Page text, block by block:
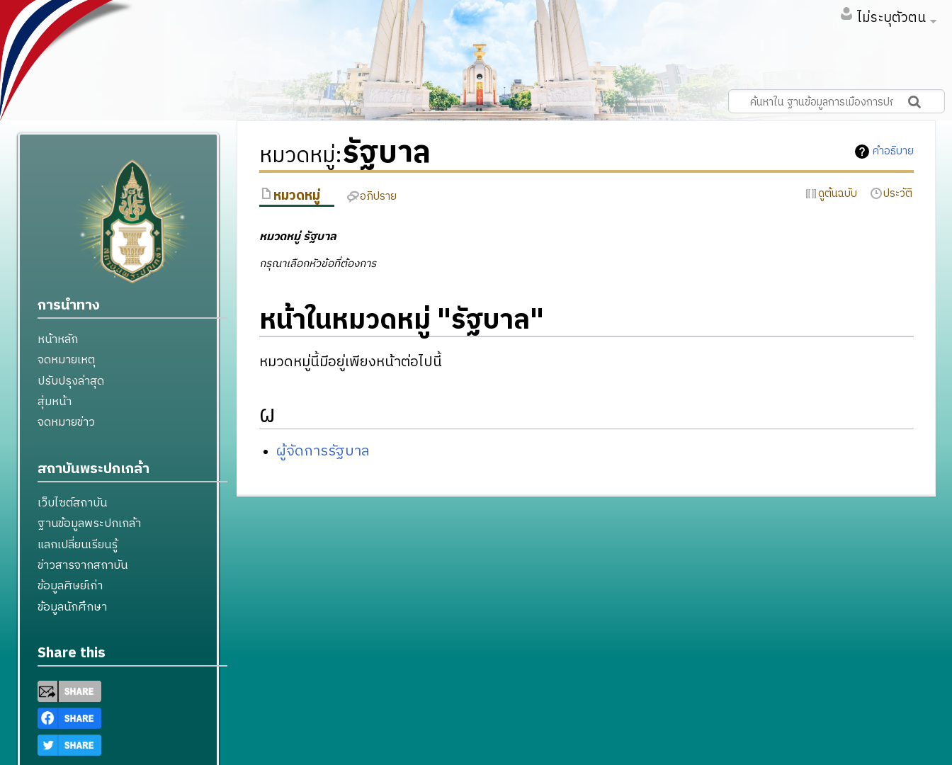
ไม่ระบุตัวตน
คำอธิบาย
หมวดหมู่:รัฐบาล
หมวดหมู่ อภิปราย ดูต้นฉบับ ประวัติ
หมวดหมู่รัฐบาล
กรุณาเลือกหัวข้อที่ต้องการ
หน้าในหมวดหมู่ "รัฐบาล"
หมวดหมู่นี้มีอยู่เพียงหน้าต่อไปนี้
ผ
ผู้จัดการรัฐบาล
การนำทาง
หน้าหลัก
จดหมายเหตุ
ปรับปรุงล่าสุด
สุ่มหน้า
จดหมายข่าว
สถาบันพระปกเกล้า
เว็บไซต์สถาบัน
ฐานข้อมูลพระปกเกล้า
แลกเปลี่ยนเรียนรู้
ข่าวสารจากสถาบัน
ข้อมูลศิษย์เก่า
ข้อมูลนักศึกษา
Share this